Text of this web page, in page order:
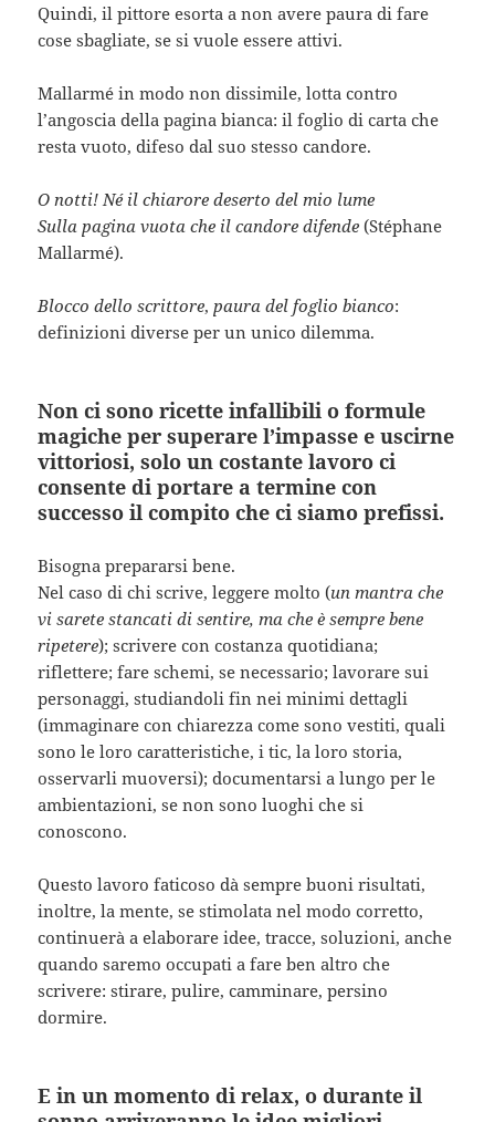
Quindi, il pittore esorta a non avere paura di fare
cose sbagliate, se si vuole essere attivi.
Mallarmé in modo non dissimile, lotta contro
l’angoscia della pagina bianca: il foglio di carta che
resta vuoto, difeso dal suo stesso candore.
O notti! Né il chiarore deserto del mio lume
Sulla pagina vuota che il candore difende (Stéphane
Mallarmé).
Blocco dello scrittore, paura del foglio bianco:
definizioni diverse per un unico dilemma.
Non ci sono ricette infallibili o formule
magiche per superare l’impasse e uscirne
vittoriosi, solo un costante lavoro ci
consente di portare a termine con
successo il compito che ci siamo prefissi.
Bisogna prepararsi bene.
Nel caso di chi scrive, leggere molto (un mantra che
vi sarete stancati di sentire, ma che è sempre bene
ripetere); scrivere con costanza quotidiana;
riflettere; fare schemi, se necessario; lavorare sui
personaggi, studiandoli fin nei minimi dettagli
(immaginare con chiarezza come sono vestiti, quali
sono le loro caratteristiche, i tic, la loro storia,
osservarli muoversi); documentarsi a lungo per le
ambientazioni, se non sono luoghi che si
conoscono.
Questo lavoro faticoso dà sempre buoni risultati,
inoltre, la mente, se stimolata nel modo corretto,
continuerà a elaborare idee, tracce, soluzioni, anche
quando saremo occupati a fare ben altro che
scrivere: stirare, pulire, camminare, persino
dormire.
E in un momento di relax, o durante il